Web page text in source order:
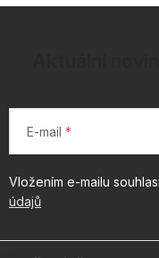
E-mail
Vložením e-mailu
údajů
á